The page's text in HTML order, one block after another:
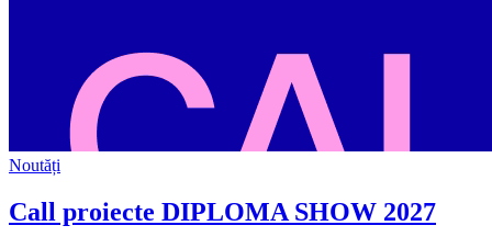
Noutăți
Call proiecte DIPLOMA SHOW 2027